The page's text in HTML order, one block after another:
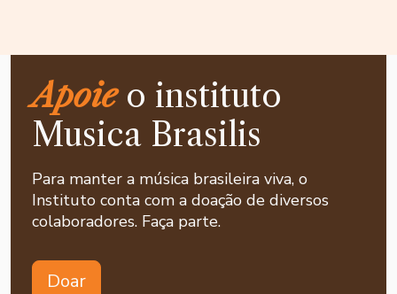
Apoieo instituto
Musica Brasilis
Para manter a música brasileira viva, o
Instituto conta com a doação de diversos
colaboradores. Faça parte.
Doar